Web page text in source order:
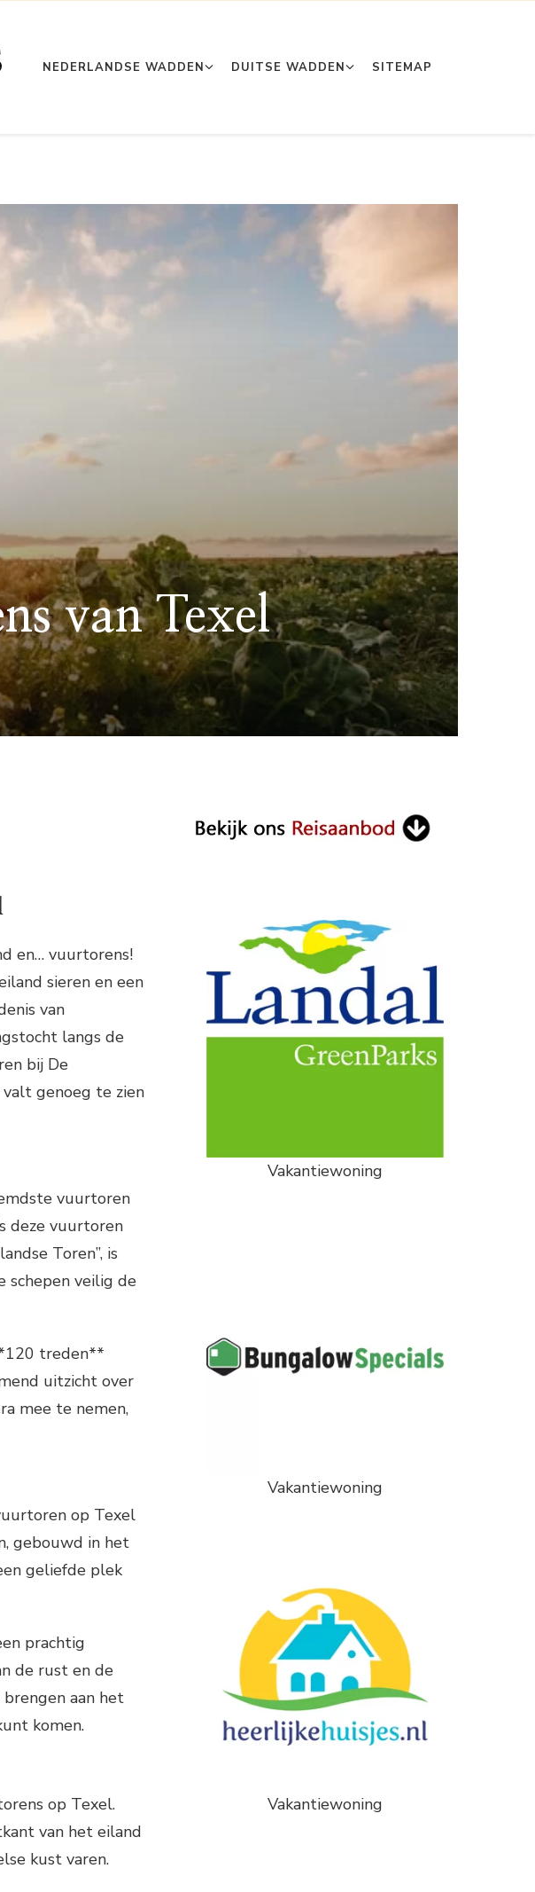
NEDERLANDSE WADDEN DUITSE WADDEN SITEMAP
van Texel
en… vuurtorens!
sieren en een
van
langs de
bij De
genoeg te zien
vuurtoren
deze vuurtoren
Toren”, is
veilig de
treden**
uitzicht over
mee te nemen,
op Texel
gebouwd in het
geliefde plek
prachtig
de rust en de
aan het
komen.
op Texel.
van het eiland
kust varen.
Vakantiewoning
Vakantiewoning
Vakantiewoning